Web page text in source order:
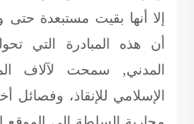
إلا أنها بقيت مستبعدة
أن هذه المبادرة التي
المدني, سمحت لآلاف
الإسلامي للإنقاذ، وفصائل